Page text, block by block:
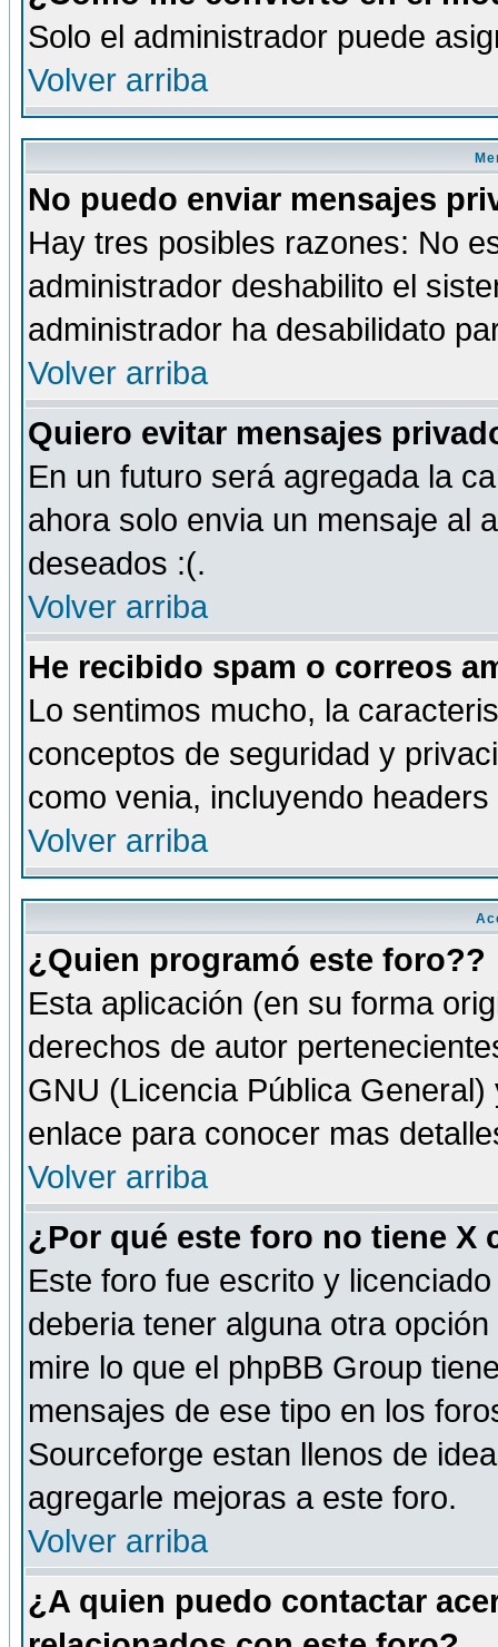
Solo el administrador puede
Volver arriba
No puedo enviar mensajes
Hay tres posibles razones: No
administrador deshabilito el
administrador ha desabilidato
Volver arriba
Quiero evitar mensajes
En un futuro será agregada la
ahora solo envia un mensaje al
deseados :(.
Volver arriba
He recibido spam o correos
Lo sentimos mucho, la
conceptos de seguridad y
como venia, incluyendo
Volver arriba
¿Quien programó este foro??
Esta aplicación (en su forma
derechos de autor
GNU (Licencia Pública
enlace para conocer mas
Volver arriba
¿Por qué este foro no tiene X
Este foro fue escrito y
deberia tener alguna otra
mire lo que el phpBB Group
mensajes de ese tipo en los
Sourceforge estan llenos de
agregarle mejoras a este foro.
Volver arriba
¿A quien puedo contactar